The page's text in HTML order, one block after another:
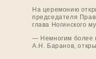
На церемонию
председателя
глава Ногинского
— Немногим более
А.Н. Баранов,